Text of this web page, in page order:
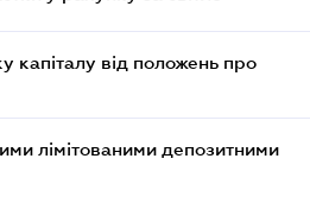
капіталу від положень про
лімітованими депозитними